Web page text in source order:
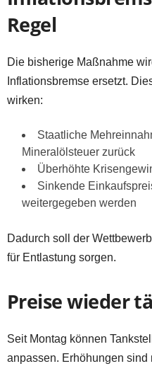
Regel
Die bisherige Maßnahme
Inflationsbremse ersetzt.
wirken:
Staatliche
Mineralölsteuer zurück
Überhöhte
Sinkende
weitergegeben werden
Dadurch soll der
für Entlastung sorgen.
Preise wieder
Seit Montag können
anpassen. Erhöhungen sind